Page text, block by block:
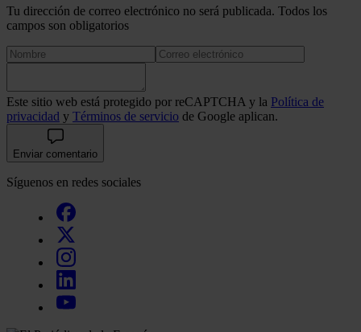
Tu dirección de correo electrónico no será publicada. Todos los
campos son obligatorios
Este sitio web está protegido por reCAPTCHA y la Política de
privacidad y Términos de servicio de Google aplican.
Enviar comentario
Síguenos en redes sociales